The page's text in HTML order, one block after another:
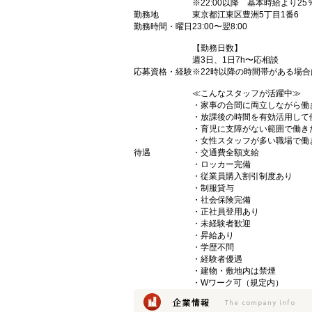
※22:00以降 基本時給より25
勤務地
東京都江東区豊洲5丁目1番6
勤務時間・曜日 23:00〜翌8:00
【勤務日数】
週3日、1日7h〜応相談
応募資格・経験※22時以降の時間帯がある場
≪こんなスタッフが活躍中≫
・家事の合間に両立しながら働
・放課後の時間を有効活用し
・育児に支障がない範囲で働き
・女性スタッフが多い職場で働
待遇
・交通費全額支給
・ロッカー完備
・従業員購入割引制度あり
・制服貸与
・社会保険完備
・正社員登用あり
・未経験者歓迎
・昇給あり
・学歴不問
・経験者優遇
・建物・敷地内は禁煙
・Wワーク可（規定内）